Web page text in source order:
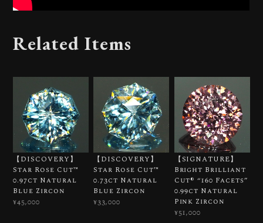
Related Items
【DISCOVERY】
Star Rose Cut™️
0.97ct Natural
Blue Zircon
¥45,000
【DISCOVERY】
Star Rose Cut™️
0.73ct Natural
Blue Zircon
¥33,000
【SIGNATURE】
Bright Brilliant
Cut®︎ “160 Facets”
0.99ct Natural
Pink Zircon
¥51,000